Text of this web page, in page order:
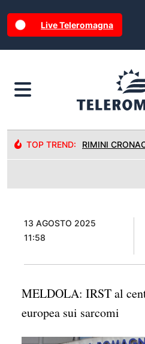
Live Teleromagna
TOP TREND: RIMINI
13 AGOSTO 2025
11:58
MELDOLA: IRST al
europea sui sarcomi